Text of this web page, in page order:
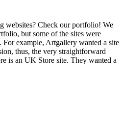
websites? Check our portfolio! We
but some of the sites were
For example, Artgallery wanted a site
thus, the very straightforward
is an UK Store site. They wanted a